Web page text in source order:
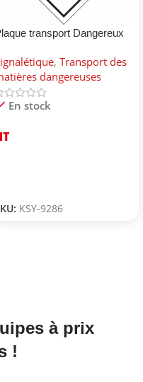
transport Dangereux
, Transport des
dangereuses
En stock
KSY-9286
à prix
!